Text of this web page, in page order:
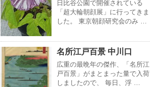
日比谷公園で開催されている
「超大輪朝顔展」に行ってきま
した。 東京朝顔研究会のみ …
名所江戸百景 中川口
広重の最晩年の傑作、「名所江
戸百景」がまとまった量で入荷
しましたので、 毎日、浮 …